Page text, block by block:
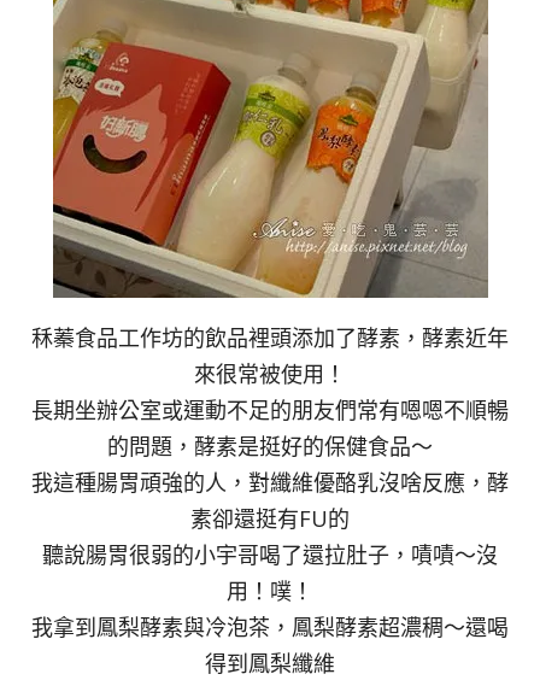
秝蓁食品工作坊的飲品裡頭添加了酵素，酵素近年
來很常被使用！
長期坐辦公室或運動不足的朋友們常有嗯嗯不順暢
的問題，酵素是挺好的保健食品～
我這種腸胃頑強的人，對纖維優酪乳沒啥反應，酵
素卻還挺有FU的
聽說腸胃很弱的小宇哥喝了還拉肚子，嘖嘖～沒
用！噗！
我拿到鳳梨酵素與冷泡茶，鳳梨酵素超濃稠～還喝
得到鳳梨纖維